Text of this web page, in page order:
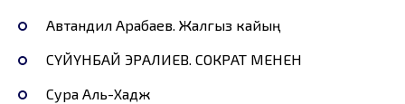
Автандил Арабаев. Жалгыз кайың
СҮЙҮНБАЙ ЭРАЛИЕВ. СОКРАТ МЕНЕН
Сура Аль-Хадж